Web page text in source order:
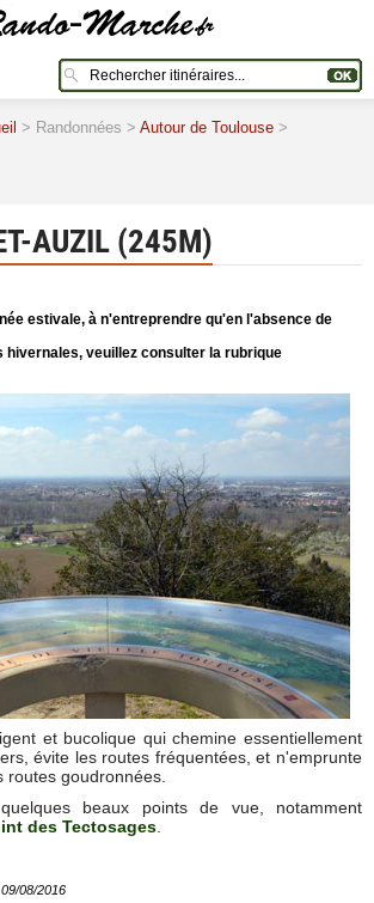
> Randonnées > Autour de Toulouse >
AUZIL (245M)
estivale, à n'entreprendre qu'en l'absence de
hivernales, veuillez consulter la rubrique
et bucolique qui chemine essentiellement
évite les routes fréquentées, et n'emprunte
routes goudronnées.
beaux points de vue, notamment
des Tectosages
08/2016